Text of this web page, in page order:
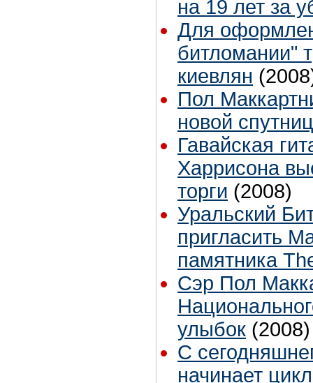
на 19 лет за
Для
битломании"
киевлян
Пол
новой
Гавайская
Харрисона
торги (2008)
Уральский
пригласить
памятника
Сэр Пол
улыбок (2008)
С
начинает